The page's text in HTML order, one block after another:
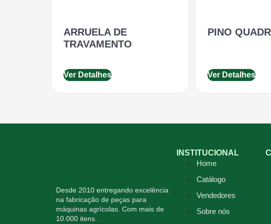
ARRUELA DE
TRAVAMENTO
Ver Detalhes
PINO
Ver Detalhes
Desde 2010 entregando excelência
na fabricação de peças para
máquinas agrícolas. Com mais de
10.000 itens.
INSTITUCIONAL
Home
Catálogo
Vendedores
Sobre nós